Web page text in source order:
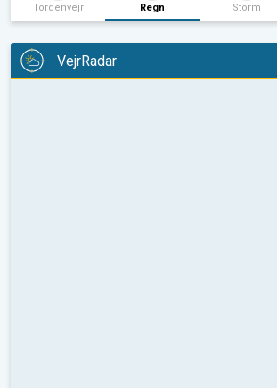
Tordenvejr Regn Storm
VejrRadar